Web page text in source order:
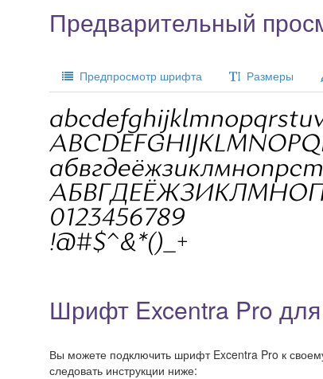
Предварительный
Предпросмотр шрифта Размеры
Шрифт Excentra Pro
Вы можете подключить шрифт Excentra Pro к
следовать инструкции ниже: